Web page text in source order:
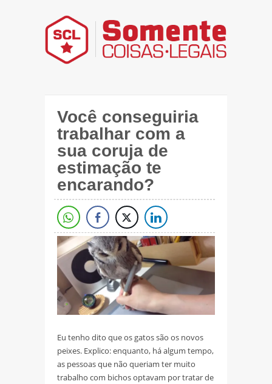
Você conseguiria
trabalhar com a
sua coruja de
estimação te
encarando?
Eu tenho dito que os gatos são os novos
peixes. Explico: enquanto, há algum tempo,
as pessoas que não queriam ter muito
trabalho com bichos optavam por tratar de